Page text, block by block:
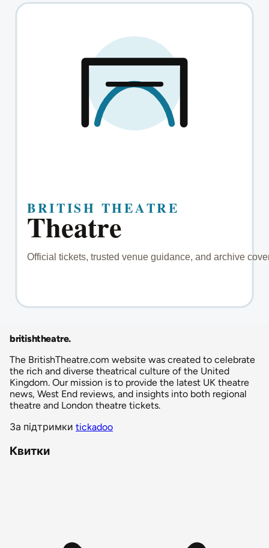
britishtheatre.
The BritishTheatre.com website was created to celebrate
the rich and diverse theatrical culture of the United
Kingdom. Our mission is to provide the latest UK theatre
news, West End reviews, and insights into both regional
theatre and London theatre tickets.
За підтримки tickadoo
Квитки